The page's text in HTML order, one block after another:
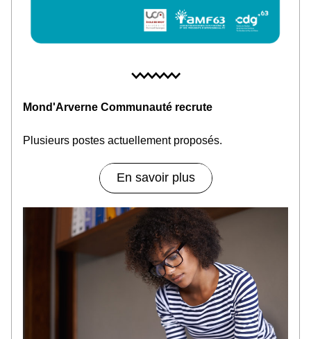
Mond'Arverne Communauté recrute
Plusieurs postes actuellement proposés.
En savoir plus